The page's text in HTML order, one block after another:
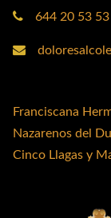
644 20 53 53
Franciscana
Nazarenos del
Cinco Llagas y